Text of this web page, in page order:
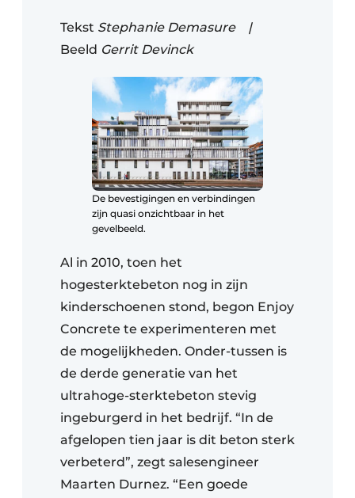
Tekst Stephanie Demasure |
Beeld Gerrit Devinck
De bevestigingen en verbindingen
zijn quasi onzichtbaar in het
gevelbeeld.
Al in 2010, toen het
hogesterktebeton nog in zijn
kinderschoenen stond, begon Enjoy
Concrete te experimenteren met
de mogelijkheden. Onder-tussen is
de derde generatie van het
ultrahoge-sterktebeton stevig
ingeburgerd in het bedrijf. “In de
afgelopen tien jaar is dit beton sterk
verbeterd”, zegt salesengineer
Maarten Durnez. “Een goede